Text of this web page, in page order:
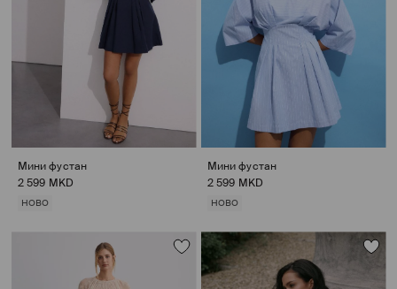
Мини фустан
2 599 MKD
НОВО
Мини фустан
2 599 MKD
НОВО